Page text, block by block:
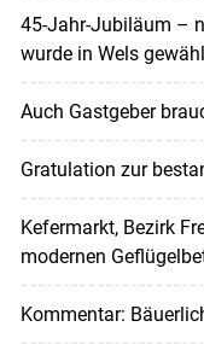
45-Jahr-Jubiläum –
wurde in Wels
Auch Gastgeber
Gratulation zur
Kefermarkt, Bezirk
modernen
Kommentar: